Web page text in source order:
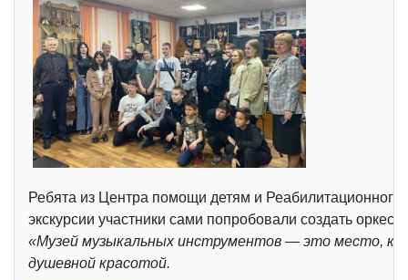
Ребята из Центра помощи детям и
экскурсии участники сами попробовали создать
«Музей музыкальных инструментов — это место,
душевной красотой.